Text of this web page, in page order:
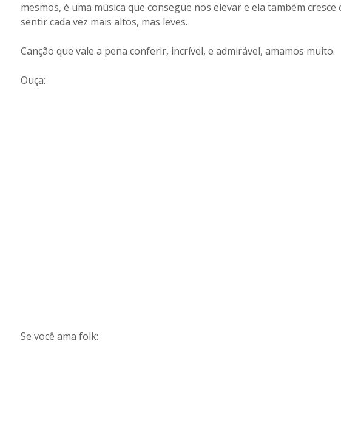
mesmos, é uma música que consegue nos elevar e ela também
sentir cada vez mais altos, mas leves.
Canção que vale a pena conferir, incrível, e admirável, amamos muito.
Ouça:
Se você ama folk: